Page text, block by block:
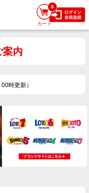
案内
時更新）
0
カート